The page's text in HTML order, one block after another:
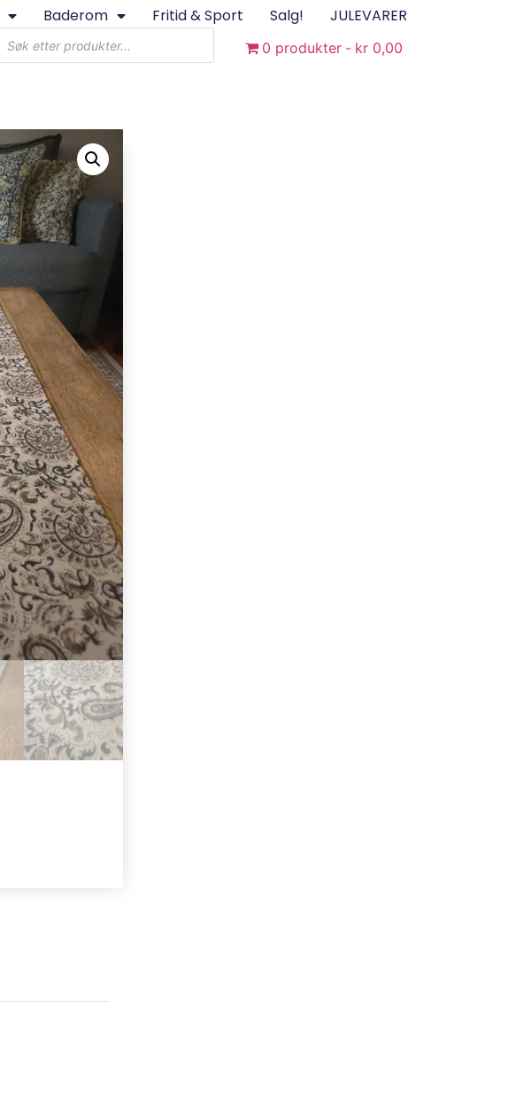
Baderom Fritid & Sport Salg! JULEVARER
0 produkter kr 0,00